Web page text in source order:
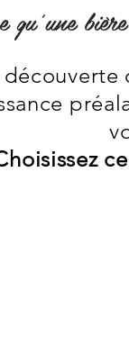
qu'une